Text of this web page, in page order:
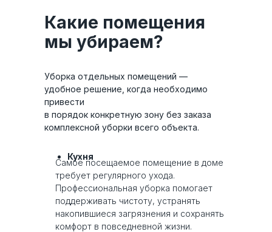
Кухня
Самое посещаемое помещение в доме
требует регулярного ухода.
Профессиональная уборка помогает
поддерживать чистоту, устранять
накопившиеся загрязнения и сохранять
комфорт в повседневной жизни.
Уборка отдельных помещений —
удобное решение, когда необходимо
привести
в порядок конкретную зону без заказа
комплексной уборки всего объекта.
Какие помещения
мы убираем?